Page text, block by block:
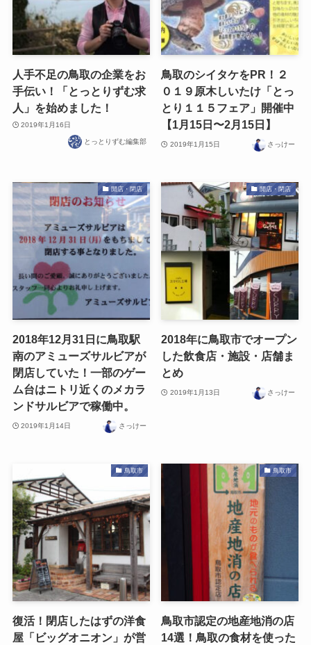
人手不足の鳥取の企業をお
手伝い！「とっとりずむ求
人」を始めました！
2019年1月16日
とっとりずむ編集部
鳥取のシイタケをPR！２
０１９原木しいたけ「とっ
とり１１５フェア」開催中
【1月15日〜2月15日】
2019年1月15日 さっけー
開店・閉店
2018年12月31日に鳥取駅
南のアミューズサルビアが
閉店していた！一部のゲー
ム台はニトリ近くのメカラ
ンドサルビアで稼働中。
2019年1月14日 さっけー
開店・閉店
2018年に鳥取市でオープン
した飲食店・施設・店舗ま
とめ
2019年1月13日 さっけー
鳥取市
復活！閉店したはずの洋食
屋「ビッグオニオン」が営
鳥取市
鳥取市認定の地産地消の店
14選！鳥取の食材を使った